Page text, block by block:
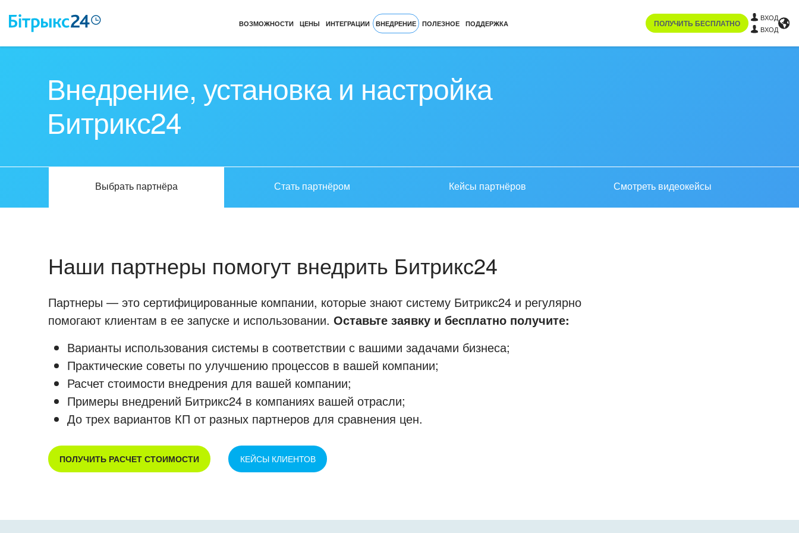
ВОЗМОЖНОСТИ ЦЕНЫ ИНТЕГРАЦИИ ВНЕДРЕНИЕ ПОЛЕЗНОЕ ПОДДЕРЖКА ПОЛУЧИТЬ БЕСПЛАТНО
ВХОД
ВХОД
Внедрение, установка и настройка
Битрикс24
Выбрать партнёра Стать партнёром Кейсы партнёров Смотреть видеокейсы
Наши партнеры помогут внедрить Битрикс24
Партнеры — это сертифицированные компании, которые знают систему Битрикс24 и регулярно
помогают клиентам в ее запуске и использовании. Оставьте заявку и бесплатно получите:
Варианты использования системы в соответствии с вашими задачами бизнеса;
Практические советы по улучшению процессов в вашей компании;
Расчет стоимости внедрения для вашей компании;
Примеры внедрений Битрикс24 в компаниях вашей отрасли;
До трех вариантов КП от разных партнеров для сравнения цен.
ПОЛУЧИТЬ РАСЧЕТ СТОИМОСТИ КЕЙСЫ КЛИЕНТОВ